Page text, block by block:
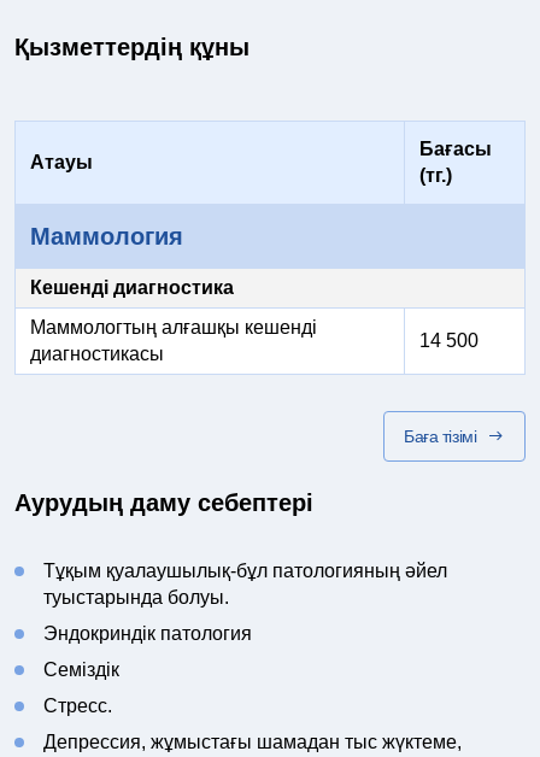
Қызметтердің құны
Атауы
Бағасы
(тг.)
Маммология
Кешенді диагностика
Маммологтың алғашқы кешенді
диагностикасы
14 500
Баға тізімі
Аурудың даму себептері
Тұқым қуалаушылық-бұл патологияның әйел
туыстарында болуы.
Эндокриндік патология
Семіздік
Стресс.
Депрессия, жұмыстағы шамадан тыс жүктеме,